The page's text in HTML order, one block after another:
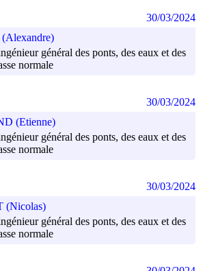
général des ponts, des eaux et des
normale
30/03/2024
(Etienne)
général des ponts, des eaux et des
normale
30/03/2024
(Nicolas)
général des ponts, des eaux et des
normale
30/03/2024